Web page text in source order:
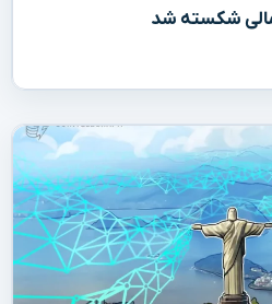
شکسته شد